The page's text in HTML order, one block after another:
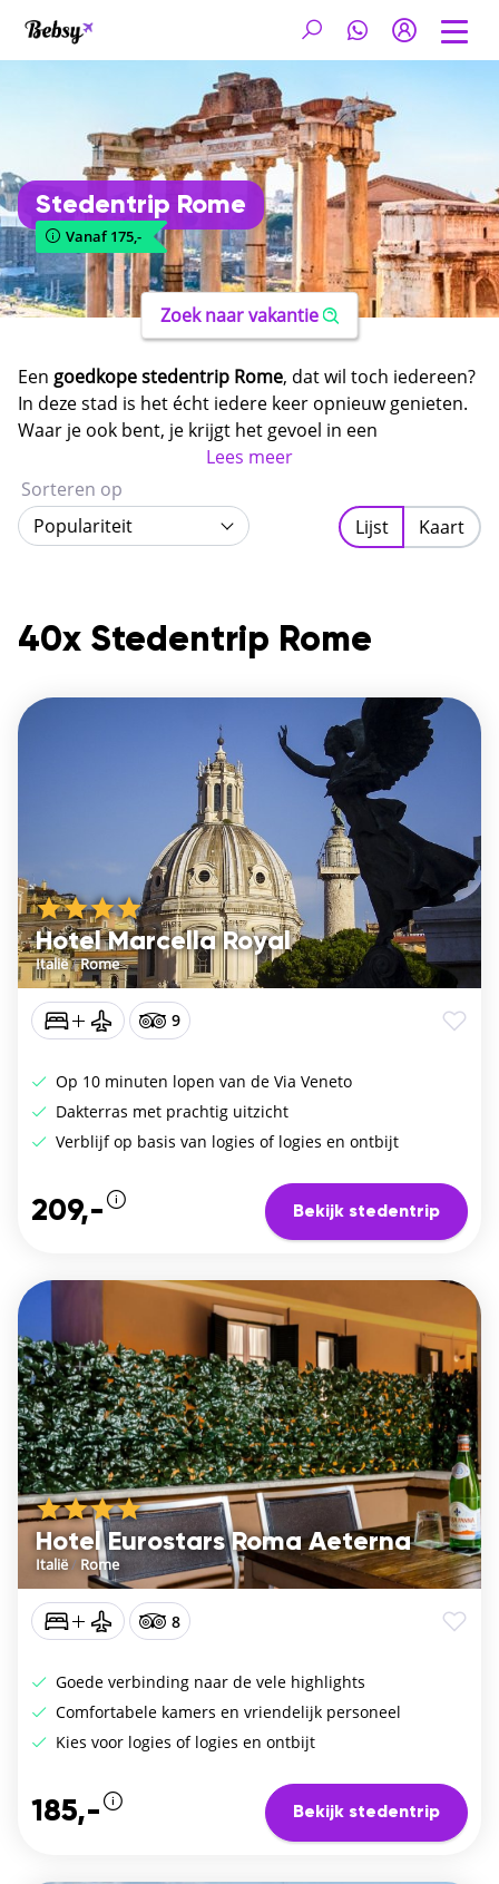
Stedentrip Rome
Vanaf 175,-
Zoek naar vakantie
Een goedkope stedentrip Rome, dat wil toch iedereen?
In deze stad is het écht iedere keer opnieuw genieten.
Waar je ook bent, je krijgt het gevoel in een
openluchtmuseum rond te lopen. Dankzij de prachtige
oude gebouwen, pleinen, fonteinen, kerken, ruïnes en
markten is overal wel iets te zien. Tel daar de heerlijke
Italiaanse keuken de charmante straatjes bij op en je
Lees meer
40x Stedentrip Rome
Hotel Marcella Royal
Italië/Rome
9
Op 10 minuten lopen van de Via Veneto
Dakterras met prachtig uitzicht
Verblijf op basis van logies of logies en ontbijt
209,- Bekijk stedentrip
Hotel Eurostars Roma Aeterna
Italië/ Rome
8
Goede verbinding naar de vele highlights
Comfortabele kamers en vriendelijk personeel
Kies voor logies of logies en ontbijt
185,- Bekijk stedentrip
Sorteren op
Populariteit
Lijst Kaart